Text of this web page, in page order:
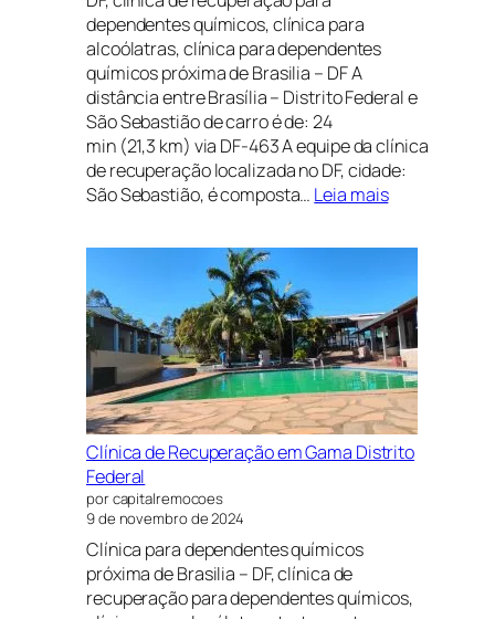
dependentes químicos, clínica para
alcoólatras, clínica para dependentes
químicos próxima de Brasilia – DF A
distância entre Brasília – Distrito Federal e
São Sebastião de carro é de: 24
min (21,3 km) via DF-463 A equipe da clínica
de recuperação localizada no DF, cidade:
São Sebastião, é composta… Leia mais:
DE
EM
NOVO
GAMA
DISTRITO
FEDERAL
E
GOIÁS
PRÓXIMO
Clínica de Recuperação em Gama Distrito
Federal
por capitalremocoes
9 de novembro de 2024
Clínica para dependentes químicos
próxima de Brasilia – DF, clínica de
recuperação para dependentes químicos,